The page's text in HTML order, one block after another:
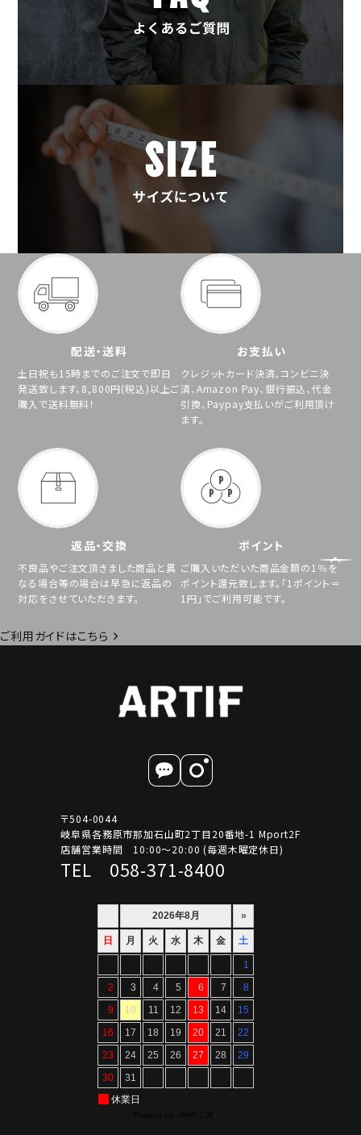
配送・送料
土日祝も15時までのご注文で即日
発送致します。8,800円(税込)以上ご
購入で送料無料！
お支払い
クレジットカード決済、コンビニ決
済、Amazon Pay、銀行振込、代金
引換、Paypay支払いがご利用頂け
ます。
返品・交換
不良品やご注文頂きました商品と異
なる場合等の場合は早急に返品の
対応をさせていただきます。
ポイント
ご購入いただいた商品金額の1％を
ポイント還元致します。「1ポイント＝
1円」でご利用可能です。
ご利用ガイドはこちら
〒504-0044
岐阜県各務原市那加石山町2丁目20番地-1 Mport2F
店舗営業時間 10:00～20:00 (毎週木曜定休日)
TEL 058-371-8400